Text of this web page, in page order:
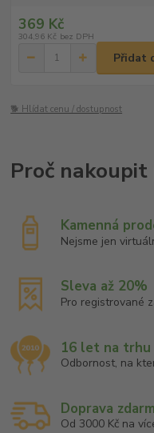
369 Kč
304,96 Kč bez DPH
Přidat
🐕 Hlídat cenu / dostupnost
Kamenná
Nejsme jen
Sleva až 20%
Pro registrované
16 let na trhu
Odbornost, na
Doprava
Od 3000 Kč na